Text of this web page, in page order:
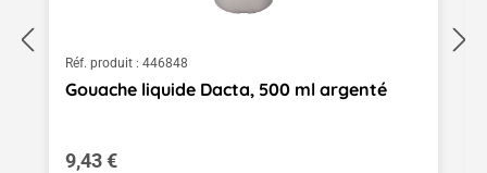
Réf. produit : 446848
Gouache liquide Dacta, 500 ml argenté
Prix régulier :
9,43 €